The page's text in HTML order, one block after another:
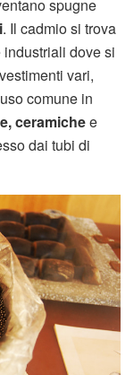
spugne
. Il cadmio si trova
dove si
vari,
comune in
ceramichee
dai tubi di